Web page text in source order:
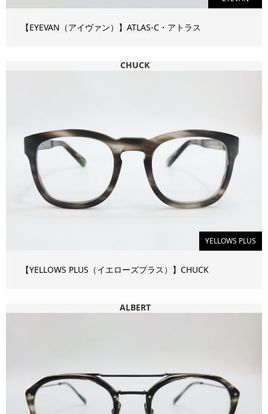
【EYEVAN（アイヴァン）】ATLAS-C・アトラス
CHUCK
YELLOWS PLUS
【YELLOWS PLUS（イエローズプラス）】CHUCK
ALBERT